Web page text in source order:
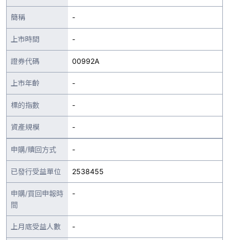
簡稱 -
上市時間 -
證券代碼 00992A
上市年齡 -
標的指數 -
資產規模 -
申購/贖回方式 -
已發行受益單位 2538455
申購/買回申報時
間
-
上月底受益人數 -